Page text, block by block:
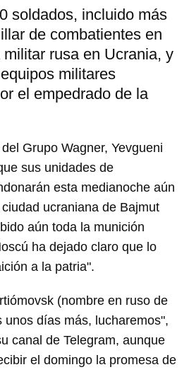
soldados, incluido más
de combatientes en
militar rusa en Ucrania, y
militares
el empedrado de la
Grupo Wagner, Yevgueni
sus unidades de
esta medianoche aún
ucraniana de Bajmut
aún toda la munición
ha dejado claro que lo
a la patria".
(nombre en ruso de
unos días más, lucharemos",
canal de Telegram, aunque
el domingo la promesa de